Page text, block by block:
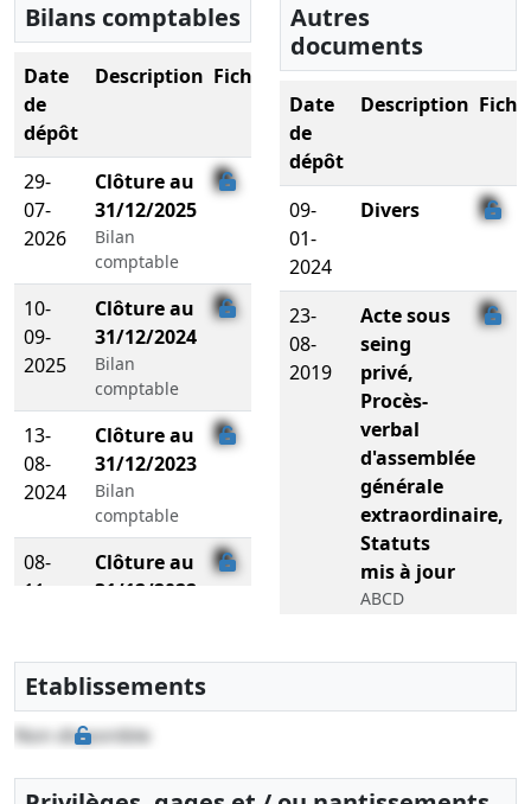
Bilans comptables
Date
de
dépôt
Description Fichier
29-
07-
2026
Clôture au
31/12/2025
Bilan
comptable
10-
09-
2025
Clôture au
31/12/2024
Bilan
comptable
13-
08-
2024
Clôture au
31/12/2023
Bilan
comptable
08-
11-
Clôture au
31/12/2022
26-
05-
2023
Clôture au
31/12/2021
Bilan
Autres
documents
Date
de
dépôt
Description
09-
01-
2024
Divers
23-
08-
2019
Acte sous
seing
privé,
Procès-
verbal
d'assemblée
générale
extraordinaire,
Statuts
mis à jour
ABCD
et Benjamin
CASTANIER /
Etablissements
Non disponible